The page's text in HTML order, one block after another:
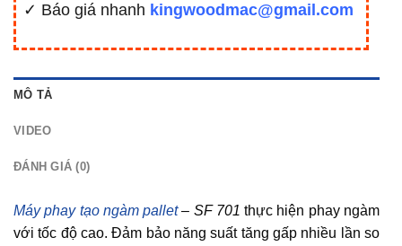
✓ Báo giá nhanh kingwoodmac@gmail.com
MÔ TẢ
VIDEO
ĐÁNH GIÁ (0)
Máy phay tạo ngàm pallet– SF 701 thực hiện phay ngàm
với tốc độ cao. Đảm bảo năng suất tăng gấp nhiều lần so